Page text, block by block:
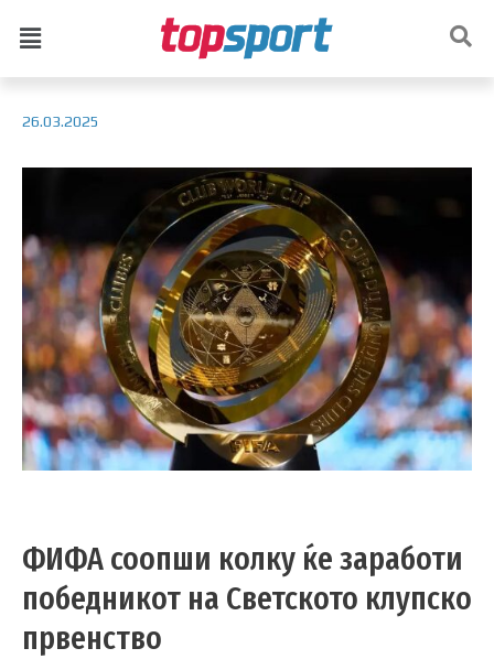
26.03.2025
ФИФА соопши колку ќе заработи
победникот на Светското клупско
првенство